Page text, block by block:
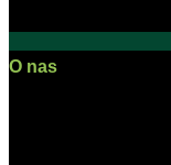
O nas